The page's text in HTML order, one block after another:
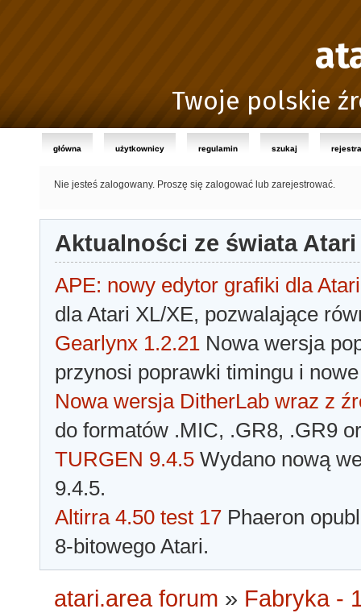
Twoje polskie
główna użytkownicy regulamin szukaj
Nie jesteś zalogowany. Proszę się zalogować lub zarejestrować.
Aktualności ze świata Atari
APE: nowy edytor grafiki dla Atari
dla Atari XL/XE, pozwalające
Gearlynx 1.2.21 Nowa wersja
przynosi poprawki timingu i
Nowa wersja DitherLab wraz z
do formatów .MIC, .GR8, .GR9
TURGEN 9.4.5 Wydano nową
9.4.5.
Altirra 4.50 test 17 Phaeron
8-bitowego Atari.
atari.area forum » Fabryka -